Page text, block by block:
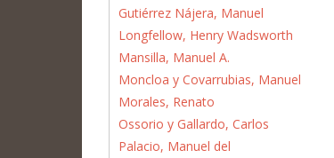
Gutiérrez Nájera, Manuel
Longfellow, Henry Wadsworth
Mansilla, Manuel A.
Moncloa y Covarrubias, Manuel
Morales, Renato
Ossorio y Gallardo, Carlos
Palacio, Manuel del